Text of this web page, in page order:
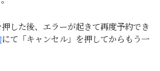
押した後、エラーが起きて再度予約でき
にて「キャンセル」を押してからもう一